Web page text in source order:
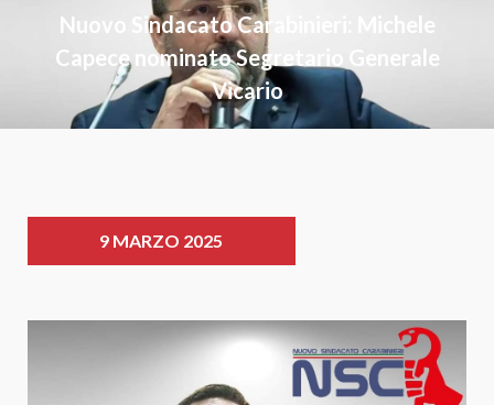
Nuovo Sindacato Carabinieri: Michele
Capece nominato Segretario Generale
Vicario
9 MARZO 2025